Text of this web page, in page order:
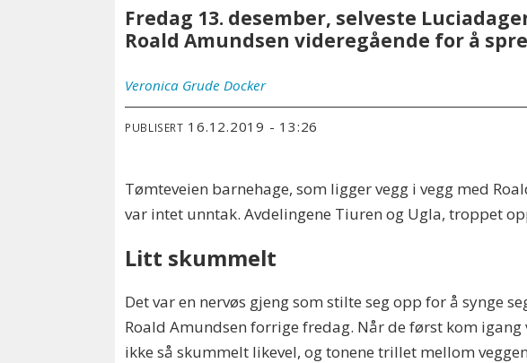
Fredag 13. desember, selveste
Roald Amundsen videregående for å
Veronica Grude Docker
PUBLISERT 16.12.2019 - 13:26
Tømteveien barnehage, som ligger vegg i vegg med
var intet unntak. Avdelingene Tiuren og Ugla, troppet
Litt skummelt
Det var en nervøs gjeng som stilte seg opp for å synge
Roald Amundsen forrige fredag. Når de først kom igang
ikke så skummelt likevel, og tonene trillet mellom